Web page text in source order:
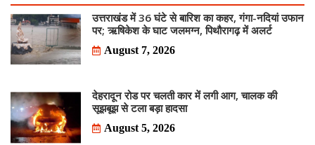
उत्तराखंड में 36 घंटे से बारिश का कहर, गंगा-नदियां उफान
पर; ऋषिकेश के घाट जलमग्न, पिथौरागढ़ में अलर्ट
August 7, 2026
देहरादून रोड पर चलती कार में लगी आग, चालक की
सूझबूझ से टला बड़ा हादसा
August 5, 2026